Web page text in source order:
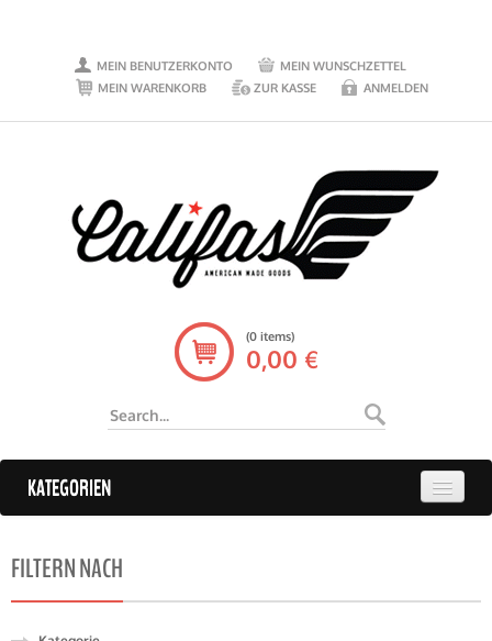
MEIN BENUTZERKONTO
MEIN WUNSCHZETTEL
MEIN WARENKORB
ZUR KASSE ANMELDEN
(0 items)
0,00 €
KATEGORIEN
FILTERN NACH